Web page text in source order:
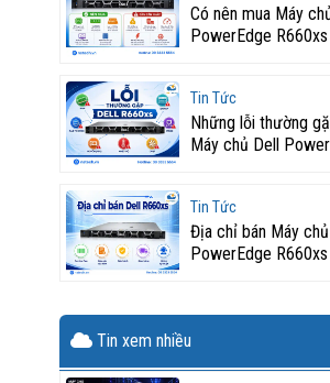
Có nên mua Máy
PowerEdge R660xs
Tin Tức
Những lỗi thường
Máy chủ Dell
Tin Tức
Địa chỉ bán Máy
PowerEdge
Tin xem nhiều